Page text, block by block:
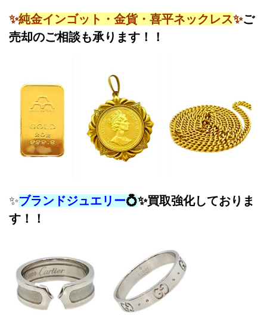
✨純金インゴット・金貨・喜平ネックレス✨ご
売却のご相談も承ります！！
✨ブランドジュエリー💍✨買取強化しておりま
す！！